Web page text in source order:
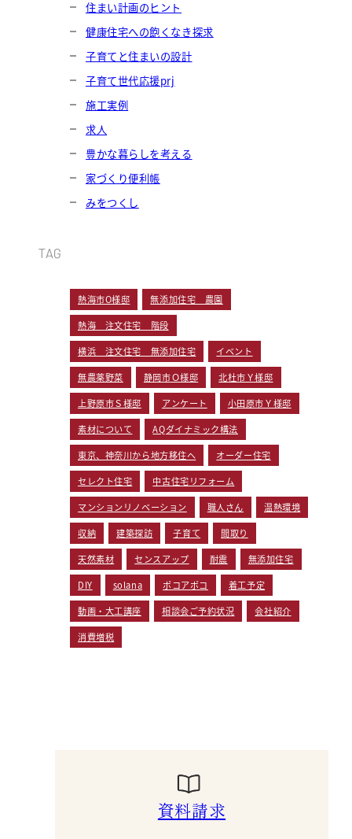
住まい計画のヒント
健康住宅への飽くなき探求
子育てと住まいの設計
子育て世代応援prj
施工実例
求人
豊かな暮らしを考える
家づくり便利帳
みをつくし
TAG
熱海市O様邸 無添加住宅 農園
熱海 注文住宅 階段
横浜 注文住宅 無添加住宅 イベント
無農薬野菜 静岡市Ｏ様邸 北杜市Ｙ様邸
上野原市Ｓ様邸 アンケート 小田原市Ｙ様邸
素材について AQダイナミック構法
東京、神奈川から地方移住へ オーダー住宅
セレクト住宅 中古住宅リフォーム
マンションリノベーション 職人さん 温熱環境
収納 建築探訪 子育て 間取り
天然素材 センスアップ 耐震 無添加住宅
DIY solana ポコアポコ 着工予定
動画・大工講座 相談会ご予約状況 会社紹介
消費増税
資料請求